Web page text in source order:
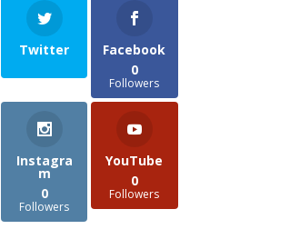
Twitter
Facebook
0
Followers
Instagra
m
0
Followers
YouTube
0
Followers